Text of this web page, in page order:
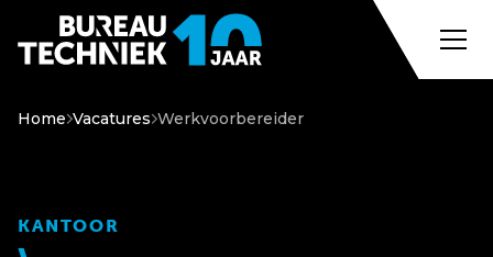
Home Vacatures Werkvoorbereider
KANTOOR